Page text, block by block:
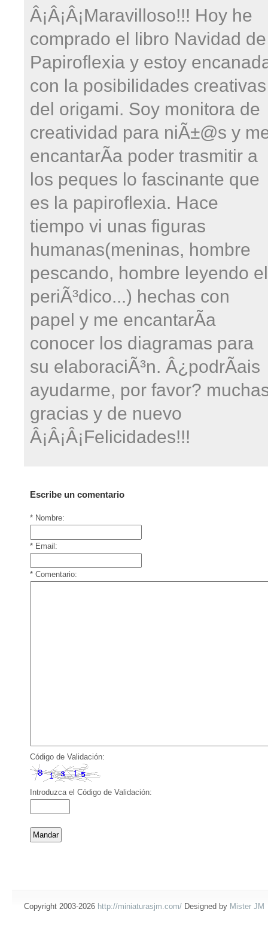
Â¡Â¡Â¡Maravilloso!!! Hoy he
comprado el libro Navidad de
Papiroflexia y estoy
con la posibilidades creativas
del origami. Soy monitora de
creatividad para niÃ±@s y
encantarÃ­a poder trasmitir a
los peques lo fascinante que
es la papiroflexia. Hace
tiempo vi unas figuras
humanas(meninas, hombre
pescando, hombre leyendo el
periÃ³dico...) hechas con
papel y me encantarÃ­a
conocer los diagramas para
su elaboraciÃ³n. Â¿podrÃ­ais
ayudarme, por favor?
gracias y de nuevo
Â¡Â¡Â¡Felicidades!!!
Escribe un comentario
* Nombre:
* Email:
* Comentario:
Código de Validación:
Introduzca el Código de Validación:
Copyright 2003-2026 http://miniaturasjm.com/ Designed by Mister JM